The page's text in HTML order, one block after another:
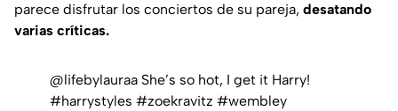
parece disfrutar los conciertos de su pareja, desatando
varias críticas.
@lifebylauraa She’s so hot, I get it Harry!
#harrystyles #zoekravitz #wembley